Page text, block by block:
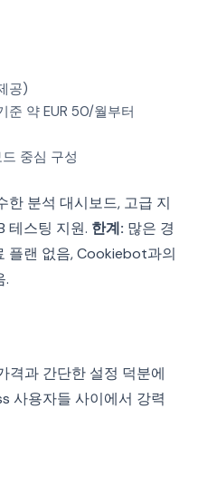
공)
준 약 EUR 50/월부터
중심 구성
한 분석 대시보드, 고급 지
테스팅 지원. 한계: 많은 경
플랜 없음, Cookiebot과의
.
격과 간단한 설정 덕분에
사용자들 사이에서 강력